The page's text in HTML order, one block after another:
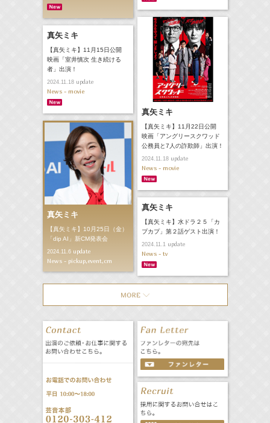
真矢ミキ
【真矢ミキ】11月22日公開
映画「アングリースクワッド
公務員と7人の詐欺師」出演！
2024.11.18update
News - movie
真矢ミキ
【真矢ミキ】11月15日公開
映画「室井慎次 生き続ける
者」出演！
2024.11.18update
News - movie
真矢ミキ
【真矢ミキ】10月25日（金）
「dip AI」新CM発表会
2024.11.6update
News - pickup,event,cm
真矢ミキ
【真矢ミキ】水ドラ２５「カ
プカプ」第２話ゲスト出演！
2024.11.1update
News - tv